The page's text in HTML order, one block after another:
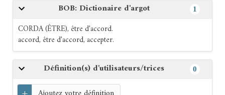
BOB: Dictionaire d'argot 1
CORDA (ÊTRE), être d'accord.
accord, être d'accord, accepter.
Définition(s) d'utilisateurs/trices 0